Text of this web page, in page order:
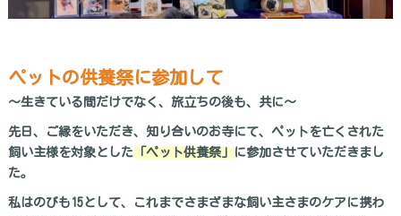
ペットの供養祭に参加して
～生きている間だけでなく、旅立ちの後も、共に～
先日、ご縁をいただき、知り合いのお寺にて、ペットを亡くされた
飼い主様を対象とした「ペット供養祭」
に参加させていただきまし
た。
私はのびも15として、これまでさまざまな飼い主さまのケアに携わ